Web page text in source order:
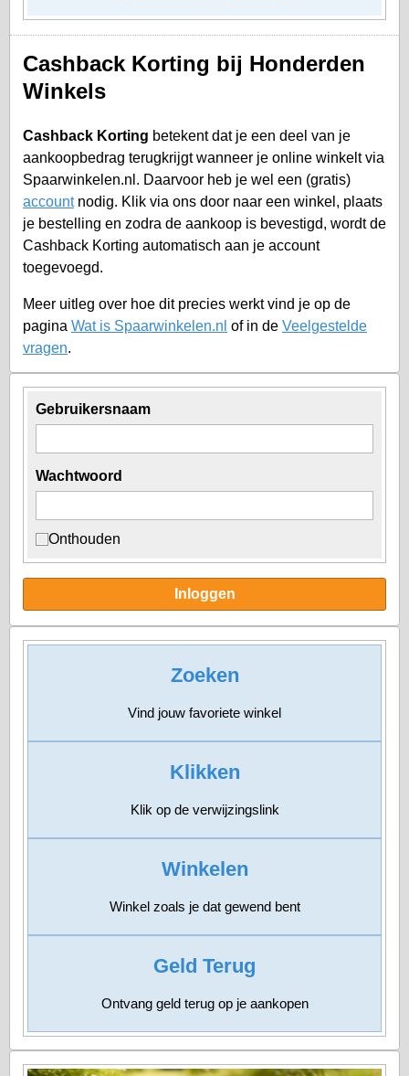
Gebruikersnaam
Wachtwoord
Onthouden
Inloggen
Zoeken
Vind jouw favoriete winkel
Klikken
Klik op de verwijzingslink
Winkelen
Winkel zoals je dat gewend bent
Geld Terug
Ontvang geld terug op je aankopen
Cashback Korting bij Honderden
Winkels
Cashback Korting betekent dat je een deel van je
aankoopbedrag terugkrijgt wanneer je online winkelt via
Spaarwinkelen.nl. Daarvoor heb je wel een (gratis)
accountnodig. Klik via ons door naar een winkel, plaats
je bestelling en zodra de aankoop is bevestigd, wordt de
Cashback Korting automatisch aan je account
toegevoegd.
Meer uitleg over hoe dit precies werkt vind je op de
pagina Wat is Spaarwinkelen.nl of in de Veelgestelde
vragen.